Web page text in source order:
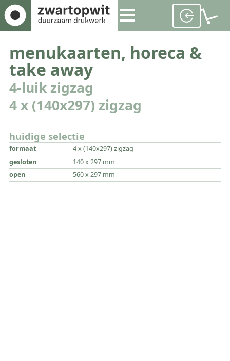
menukaarten, horeca &
take away
4-luik zigzag
4 x (140x297) zigzag
huidige selectie
formaat
4 x (140x297) zigzag
gesloten
140 x 297 mm
open
560 x 297 mm